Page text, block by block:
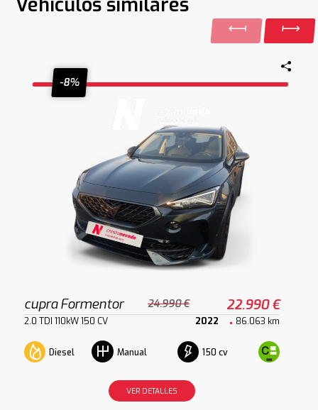
-8%
cupra Formentor 24.990 € 22.990 €
2.0 TDI 110kW 150 CV 2022 86.063 km
Diesel Manual 150 cv
VER DETALLES